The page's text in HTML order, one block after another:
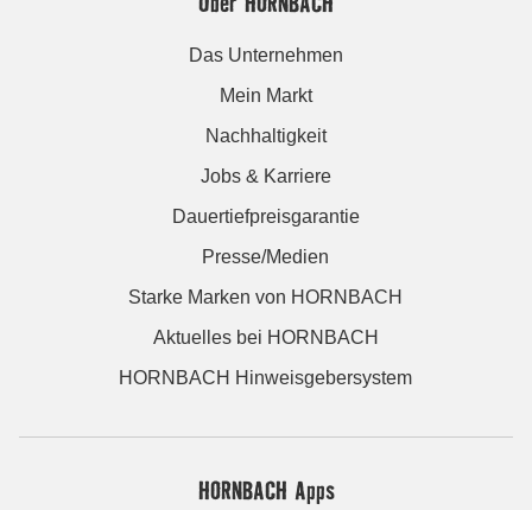
Das Unternehmen
Mein Markt
Nachhaltigkeit
Jobs & Karriere
Dauertiefpreisgarantie
Presse/Medien
Starke Marken von HORNBACH
Aktuelles bei HORNBACH
HORNBACH Hinweisgebersystem
HORNBACH Apps